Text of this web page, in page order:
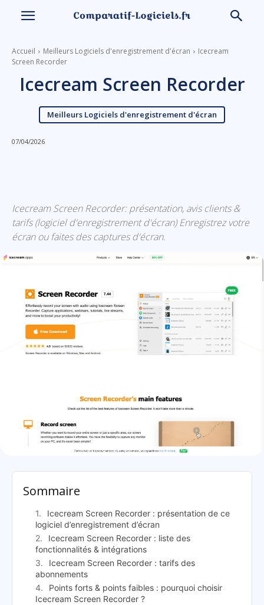
Accueil Meilleurs Logiciels d'enregistrement d'écran
Icecream
Screen Recorder
Icecream Screen Recorder
Meilleurs Logiciels d'enregistrement d'écran
07/04/2026
Icecream Screen Recorder: présentation, avis clients &
tarifs (logiciel d'enregistrement d'écran) Enregistrez votre
écran ou faites des captures d'écran.
Icecream Screen Recorder: présentation
Sommaire
Icecream Screen Recorder : présentation de ce
logiciel d’enregistrement d’écran
Icecream Screen Recorder : liste des
fonctionnalités & intégrations
Icecream Screen Recorder : tarifs des
abonnements
Points forts & points faibles : pourquoi choisir
Icecream Screen Recorder ?